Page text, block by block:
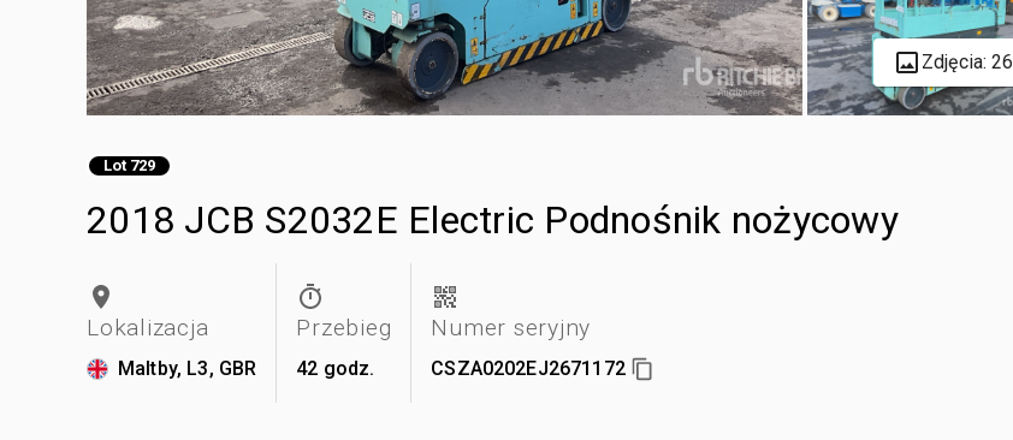
Zdjęcia: 26
Lot 729
2018 JCB S2032E Electric Podnośnik nożycowy
Lokalizacja
Maltby, L3, GBR
Przebieg
42 godz.
Numer seryjny
CSZA0202EJ2671172